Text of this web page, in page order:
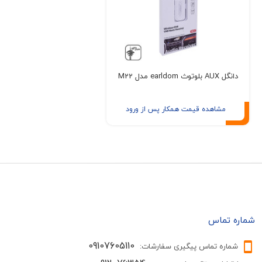
دانگل AUX بلوتوث earldom مدل M22
مشاهده قیمت همکار پس از ورود
شماره تماس
شماره تماس پیگیری سفارشات: 09107605110